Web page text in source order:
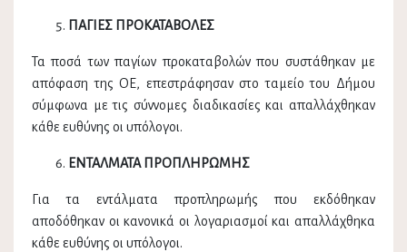
ΠΑΓΙΕΣ ΠΡΟΚΑΤΑΒΟΛΕΣ
Τα ποσά των παγίων προκαταβολών που συστάθηκαν με
απόφαση της ΟΕ, επεστράφησαν στο ταμείο του Δήμου
σύμφωνα με τις σύννομες διαδικασίες και απαλλάχθηκαν
κάθε ευθύνης οι υπόλογοι.
ΕΝΤΑΛΜΑΤΑ ΠΡΟΠΛΗΡΩΜΗΣ
Για τα εντάλματα προπληρωμής που εκδόθηκαν
αποδόθηκαν οι κανονικά οι λογαριασμοί και απαλλάχθηκα
κάθε ευθύνης οι υπόλογοι.